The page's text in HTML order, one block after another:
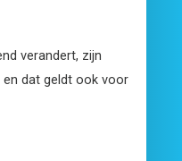
verandert, zijn
en dat geldt ook voor